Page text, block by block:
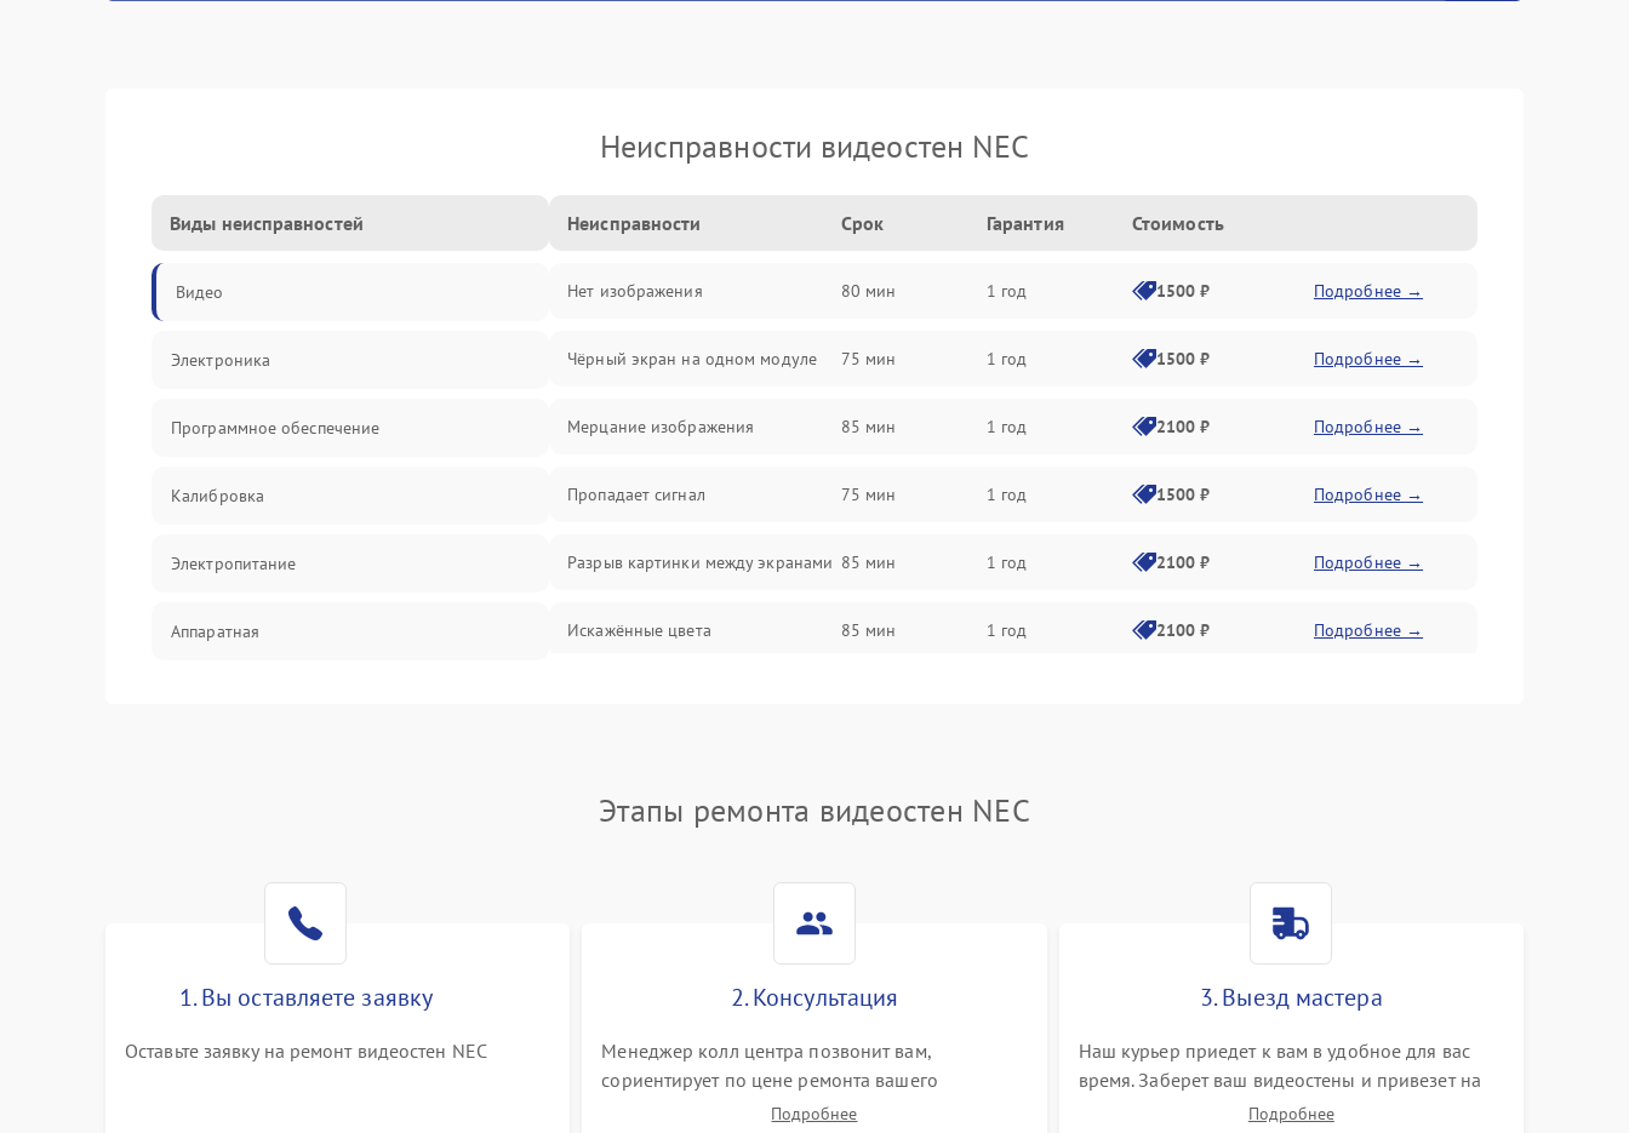
Неисправности видеостен NEC
Виды неисправностей
Видео
Электроника
Программное обеспечение
Калибровка
Электропитание
Аппаратная
Неисправности Срок Гарантия Стоимость
Нет изображения 80 мин 1 год 1500 ₽ Подробнее →
Чёрный экран на одном модуле 75 мин 1 год 1500 ₽ Подробнее →
Мерцание изображения 85 мин 1 год 2100 ₽ Подробнее →
Пропадает сигнал 75 мин 1 год 1500 ₽ Подробнее →
Разрыв картинки между экранами 85 мин 1 год 2100 ₽ Подробнее →
Искажённые цвета 85 мин 1 год 2100 ₽ Подробнее →
Этапы ремонта видеостен NEC
1. Вы оставляете заявку
Оставьте заявку на ремонт видеостен NEC
2. Консультация
Менеджер колл центра позвонит вам,
сориентирует по цене ремонта вашего
видеостен а также ответит на все ваши вопросы.
Подробнее
3. Выезд мастера
Наш курьер приедет к вам в удобное для вас
время. Заберет ваш видеостены и привезет на
склад для диагностики.Подробнее